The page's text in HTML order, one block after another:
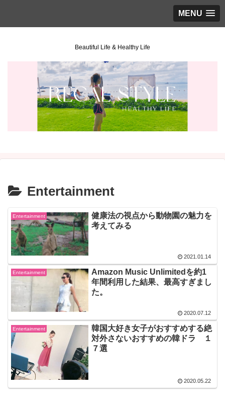
MENU
Beautiful Life & Healthy Life
Entertainment
Entertainment
健康法の視点から動物園の魅力を
考えてみる
2021.01.14
Entertainment
Amazon Music Unlimitedを約1
年間利用した結果、最高すぎまし
た。
2020.07.12
Entertainment
韓国大好き女子がおすすめする絶
対外さないおすすめの韓ドラ １
７選
2020.05.22